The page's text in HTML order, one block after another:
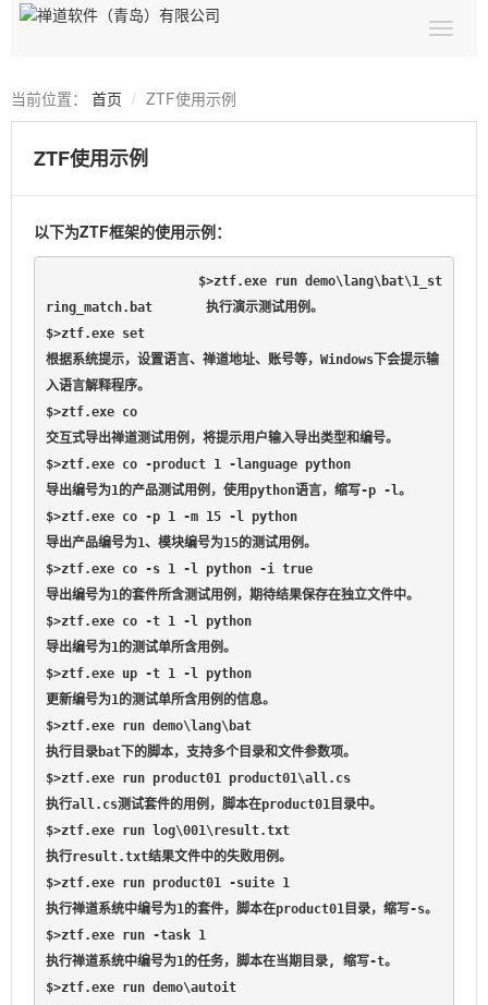
当前位置： 首页 ZTF使用示例
ZTF使用示例
以下为ZTF框架的使用示例：
$>ztf.exe run demo\lang\bat\1_st
ring_match.bat       执行演示测试用例。
$>ztf.exe set
根据系统提示，设置语言、禅道地址、账号等，Windows下会提示输
入语言解释程序。
$>ztf.exe co
交互式导出禅道测试用例，将提示用户输入导出类型和编号。
$>ztf.exe co -product 1 -language python
导出编号为1的产品测试用例，使用python语言，缩写-p -l。
$>ztf.exe co -p 1 -m 15 -l python
导出产品编号为1、模块编号为15的测试用例。
$>ztf.exe co -s 1 -l python -i true
导出编号为1的套件所含测试用例，期待结果保存在独立文件中。
$>ztf.exe co -t 1 -l python
导出编号为1的测试单所含用例。
$>ztf.exe up -t 1 -l python
更新编号为1的测试单所含用例的信息。
$>ztf.exe run demo\lang\bat
执行目录bat下的脚本，支持多个目录和文件参数项。
$>ztf.exe run product01 product01\all.cs
执行all.cs测试套件的用例，脚本在product01目录中。
$>ztf.exe run log\001\result.txt
执行result.txt结果文件中的失败用例。
$>ztf.exe run product01 -suite 1
执行禅道系统中编号为1的套件，脚本在product01目录，缩写-s。
$>ztf.exe run -task 1
执行禅道系统中编号为1的任务，脚本在当期目录, 缩写-t。
$>ztf.exe run demo\autoit